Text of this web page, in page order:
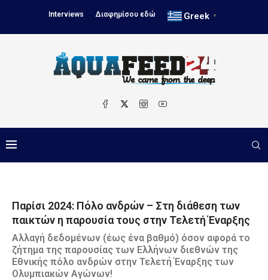
Interviews Διαφημίσου εδώ Greek ▼
Παρίσι 2024: Πόλο ανδρών – Στη διάθεση των
παικτών η παρουσία τους στην Τελετή Έναρξης
Αλλαγή δεδομένων (έως ένα βαθμό) όσον αφορά το
ζήτημα της παρουσίας των Ελλήνων διεθνών της
Εθνικής πόλο ανδρών στην Τελετή Έναρξης των
Ολυμπιακών Αγώνων!